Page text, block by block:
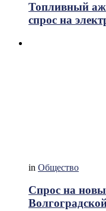
Топливный
спрос на
in Общество
Спрос на